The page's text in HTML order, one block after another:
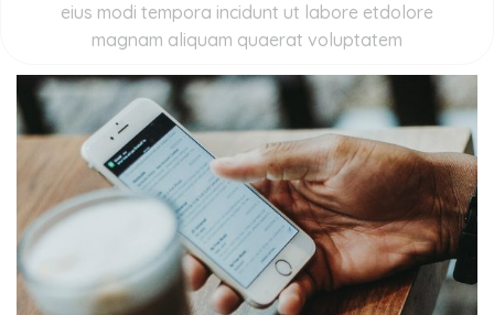
eius modi tempora incidunt ut labore etdolore
magnam aliquam quaerat voluptatem